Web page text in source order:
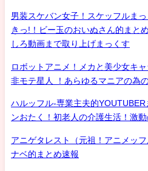
男装スケバン女子！スケッフルま
きっ!！ビー玉のおいぬさん的まと
しろ動画まで取り上げまっくす
ロボットアニメ！メカと美少女キ
非モテ星人 ！あらゆるマニアの為
ハルッフル-専業主夫的
ンおたく！初老人の介護生活！激動
アニゲタレスト（元祖！アニメッ
ナベ的まとめ速報